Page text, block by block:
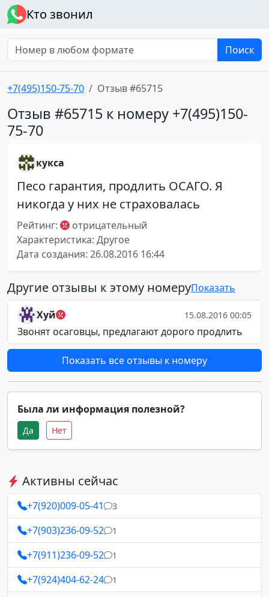
Кто звонил
Поиск
+7(495)150-75-70 Отзыв #65715
Отзыв #65715 к номеру +7(495)150-
75-70
кукса
Песо гарантия, продлить ОСАГО. Я
никогда у них не страховалась
Рейтинг:
отрицательный
Характеристика: Другое
Дата создания: 26.08.2016 16:44
Другие отзывы к этому номеруПоказать
Хуй 15.08.2016 00:05
Звонят осаговцы, предлагают дорого продлить
Показать все отзывы к номеру
Была ли информация полезной?
Да Нет
Активны сейчас
+7(920)009-05-41 3
+7(903)236-09-52 1
+7(911)236-09-52 1
+7(924)404-62-24 1